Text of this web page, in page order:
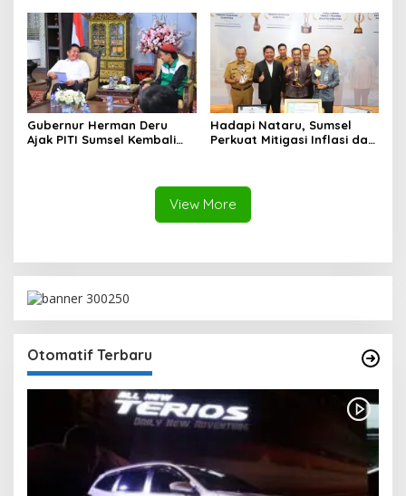
Negara
Gubernur Herman Deru
Ajak PITI Sumsel Kembali
Hadapi Nataru, Sumsel
Perkuat Mitigasi Inflasi dan
View More
Otomatif Terbaru